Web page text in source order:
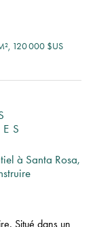
120 000 $US
à Santa Rosa,
Situé dans un